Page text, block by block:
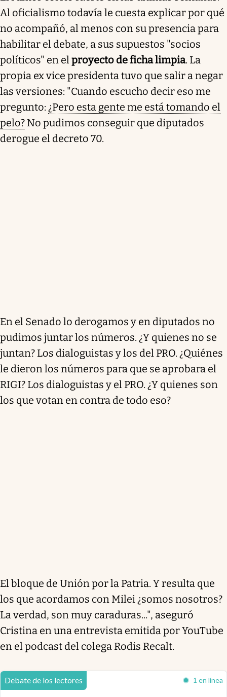
Al oficialismo todavía le cuesta explicar por qué
no acompañó, al menos con su presencia para
habilitar el debate, a sus supuestos "socios
políticos" en elproyecto de ficha limpia. La
propia ex vice presidenta tuvo que salir a negar
las versiones: "Cuando escucho decir eso me
pregunto: ¿Pero esta gente me está tomando el
pelo? No pudimos conseguir que diputados
derogue el decreto 70.
En el Senado lo derogamos y en diputados no
pudimos juntar los números. ¿Y quienes no se
juntan? Los dialoguistas y los del PRO. ¿Quiénes
le dieron los números para que se aprobara el
RIGI? Los dialoguistas y el PRO. ¿Y quienes son
los que votan en contra de todo eso?
El bloque de Unión por la Patria. Y resulta que
los que acordamos con Milei ¿somos nosotros?
La verdad, son muy caraduras...", aseguró
Cristina en una entrevista emitida por YouTube
en el podcast del colega Rodis Recalt.
Debate de los lectores 1 en línea